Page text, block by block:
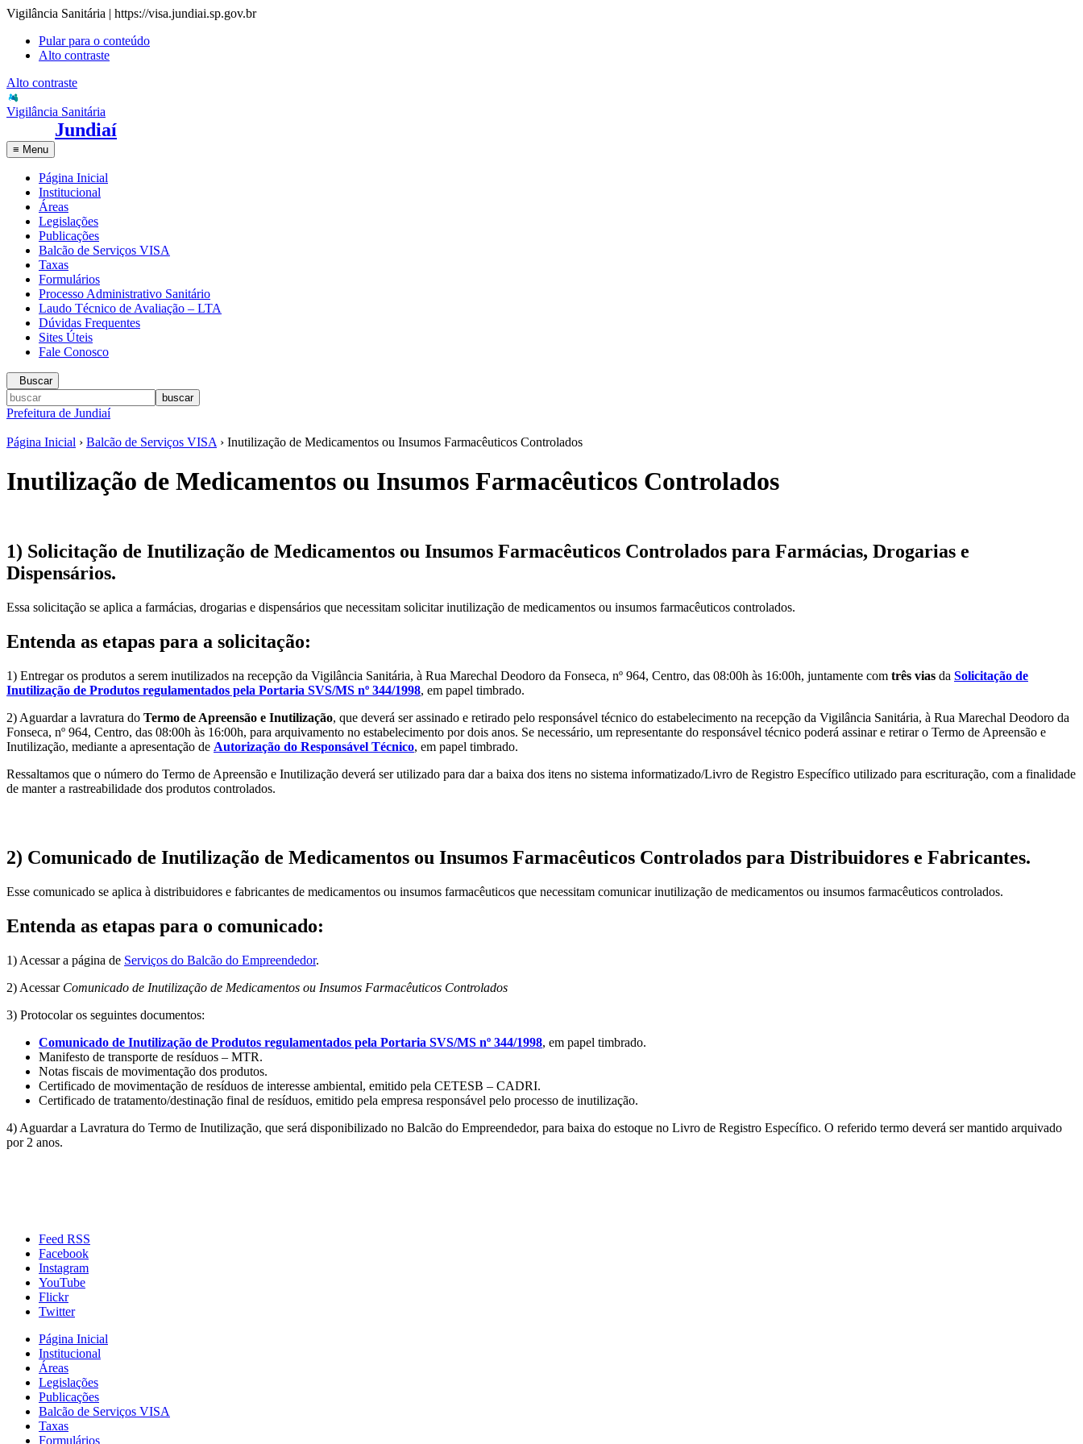
Vigilância Sanitária | https://visa.jundiai.sp.gov.br
Pular para o conteúdo
Alto contraste
Alto contraste
Vigilância Sanitária
Jundiaí
≡ Menu
Página Inicial
Institucional
Áreas
Legislações
Publicações
Balcão de Serviços VISA
Taxas
Formulários
Processo Administrativo Sanitário
Laudo Técnico de Avaliação – LTA
Dúvidas Frequentes
Sites Úteis
Fale Conosco
Buscar
Prefeitura de Jundiaí
Página Inicial › Balcão de Serviços VISA › Inutilização de Medicamentos ou Insumos Farmacêuticos Controlados
Inutilização de Medicamentos ou Insumos Farmacêuticos Controlados
1) Solicitação de Inutilização de Medicamentos ou Insumos Farmacêuticos Controlados para Farmácias, Drogarias e
Dispensários.
Essa solicitação se aplica a farmácias, drogarias e dispensários que necessitam solicitar inutilização de medicamentos ou insumos farmacêuticos controlados.
Entenda as etapas para a solicitação:
1) Entregar os produtos a serem inutilizados na recepção da Vigilância Sanitária, à Rua Marechal Deodoro da Fonseca, nº 964, Centro, das 08:00h às 16:00h, juntamente com três vias da Solicitação de
Inutilização de Produtos regulamentados pela Portaria SVS/MS nº 344/1998, em papel timbrado.
2) Aguardar a lavratura do Termo de Apreensão e Inutilização, que deverá ser assinado e retirado pelo responsável técnico do estabelecimento na recepção da Vigilância Sanitária, à Rua Marechal Deodoro da
Fonseca, nº 964, Centro, das 08:00h às 16:00h, para arquivamento no estabelecimento por dois anos. Se necessário, um representante do responsável técnico poderá assinar e retirar o Termo de Apreensão e
Inutilização, mediante a apresentação de Autorização do Responsável Técnico, em papel timbrado.
Ressaltamos que o número do Termo de Apreensão e Inutilização deverá ser utilizado para dar a baixa dos itens no sistema informatizado/Livro de Registro Específico utilizado para escrituração, com a finalidade
de manter a rastreabilidade dos produtos controlados.
2) Comunicado de Inutilização de Medicamentos ou Insumos Farmacêuticos Controlados para Distribuidores e Fabricantes.
Esse comunicado se aplica à distribuidores e fabricantes de medicamentos ou insumos farmacêuticos que necessitam comunicar inutilização de medicamentos ou insumos farmacêuticos controlados.
Entenda as etapas para o comunicado:
1) Acessar a página de Serviços do Balcão do Empreendedor.
2) AcessarComunicado de Inutilização de Medicamentos ou Insumos Farmacêuticos Controlados
3) Protocolar os seguintes documentos:
Comunicado de Inutilização de Produtos regulamentados pela Portaria SVS/MS nº 344/1998, em papel timbrado.
Manifesto de transporte de resíduos – MTR.
Notas fiscais de movimentação dos produtos.
Certificado de movimentação de resíduos de interesse ambiental, emitido pela CETESB – CADRI.
Certificado de tratamento/destinação final de resíduos, emitido pela empresa responsável pelo processo de inutilização.
4) Aguardar a Lavratura do Termo de Inutilização, que será disponibilizado no Balcão do Empreendedor, para baixa do estoque no Livro de Registro Específico. O referido termo deverá ser mantido arquivado
por 2 anos.
Feed RSS
Facebook
Instagram
YouTube
Flickr
Twitter
Página Inicial
Institucional
Áreas
Legislações
Publicações
Balcão de Serviços VISA
Taxas
Formulários